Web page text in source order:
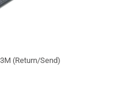
(Return/Send)